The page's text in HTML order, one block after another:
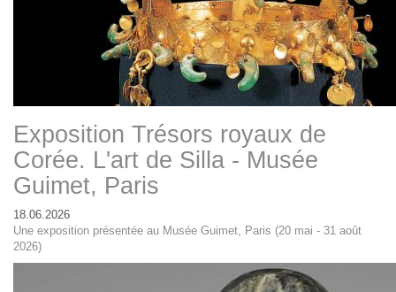
Exposition Trésors royaux de
Corée. L'art de Silla - Musée
Guimet, Paris
18.06.2026
Une exposition présentée au Musée Guimet, Paris (20 mai - 31 août
2026)